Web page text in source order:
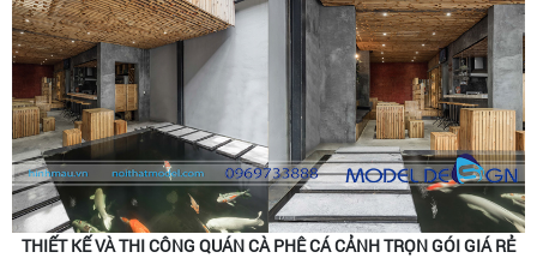
THIẾT KẾ VÀ THI CÔNG QUÁN CÀ PHÊ CÁ CẢNH TRỌN GÓI GIÁ RẺ